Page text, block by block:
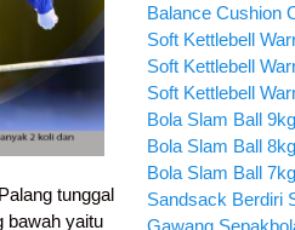
tunggal
bawah yaitu
Balance Cushion
Soft Kettlebell
Soft Kettlebell
Soft Kettlebell
Bola Slam Ball
Bola Slam Ball
Bola Slam Ball
Sandsack Berdiri
Gawang